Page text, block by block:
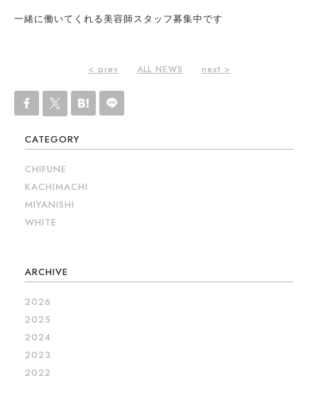
一緒に働いてくれる美容師スタッフ募集中です
< prev ALL NEWS next >
CATEGORY
CHIFUNE
KACHIMACHI
MIYANISHI
WHITE
ARCHIVE
2026
2025
2024
2023
2022